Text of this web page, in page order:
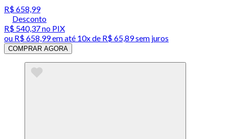
R$ 658,99
Desconto
R$ 540,37no PIX
ou R$ 658,99em até 10x de R$ 65,89 sem juros
COMPRAR AGORA